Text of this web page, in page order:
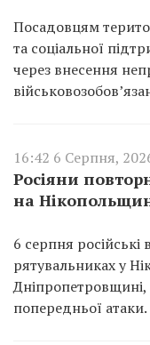
Посадовцям
та соціальної
через внесення
16:42 6 Серпня,
Росіяни
на
6 серпня
рятувальниках у
Дніпропетровщині,
попередньої атаки.